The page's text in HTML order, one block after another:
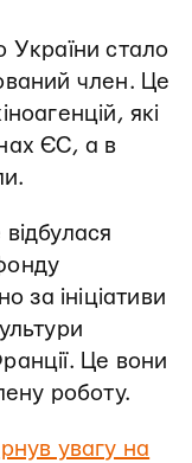
України стало
член. Це
які
ЄС, а в
за ініціативи
Це вони
роботу.
увагу на